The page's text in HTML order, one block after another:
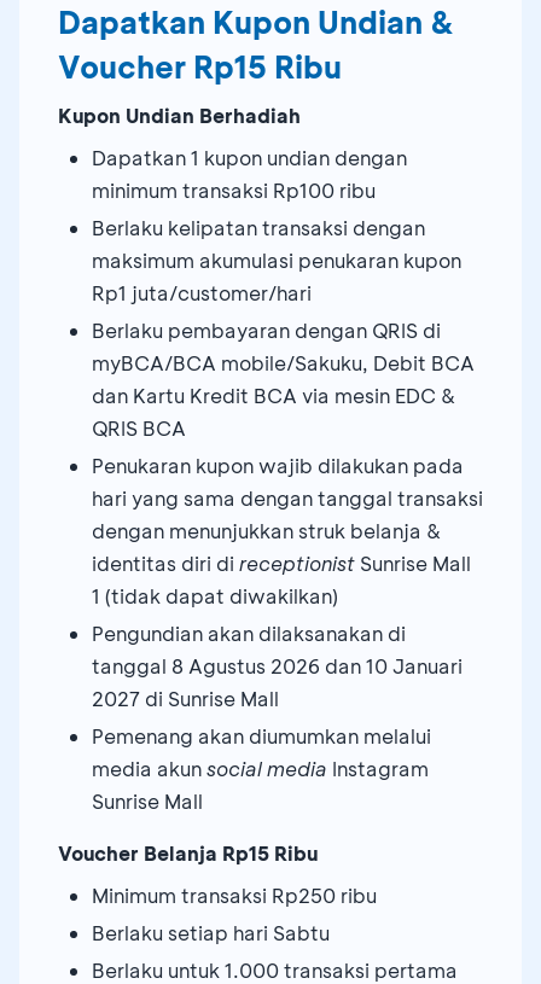
Dapatkan Kupon Undian &
Voucher Rp15 Ribu
Kupon Undian Berhadiah
Dapatkan 1 kupon undian dengan
minimum transaksi Rp100 ribu
Berlaku kelipatan transaksi dengan
maksimum akumulasi penukaran kupon
Rp1 juta/customer/hari
Berlaku pembayaran dengan QRIS di
myBCA/BCA mobile/Sakuku, Debit BCA
dan Kartu Kredit BCA via mesin EDC &
QRIS BCA
Penukaran kupon wajib dilakukan pada
hari yang sama dengan tanggal transaksi
dengan menunjukkan struk belanja &
identitas diri di receptionist Sunrise Mall
1 (tidak dapat diwakilkan)
Pengundian akan dilaksanakan di
tanggal 8 Agustus 2026 dan 10 Januari
2027 di Sunrise Mall
Pemenang akan diumumkan melalui
media akunsocial media Instagram
Sunrise Mall
Voucher Belanja Rp15 Ribu
Minimum transaksi Rp250 ribu
Berlaku setiap hari Sabtu
Berlaku untuk 1.000 transaksi pertama